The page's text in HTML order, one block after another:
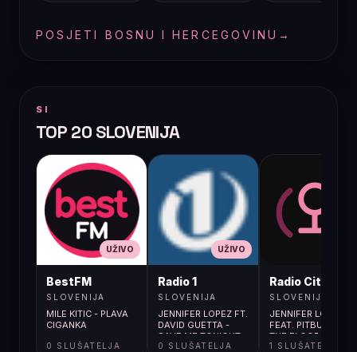
POSJETI BOSNU I HERCEGOVINU →
SI
TOP 20 SLOVENIJA
UŽIVO
BestFM
SLOVENIJA
MILE KITIC - PLAVA
CIGANKA
0 SLUŠATELJA
UŽIVO
Radio 1
SLOVENIJA
JENNIFER LOPEZ FT.
DAVID GUETTA -
SAVE ME TONIGHT
0 SLUŠATELJA
Radio City
SLOVENIJA
JENNIFER LOPEZ
FEAT. PITBULL / ON
THE FLOOR
1 SLUŠATELJA